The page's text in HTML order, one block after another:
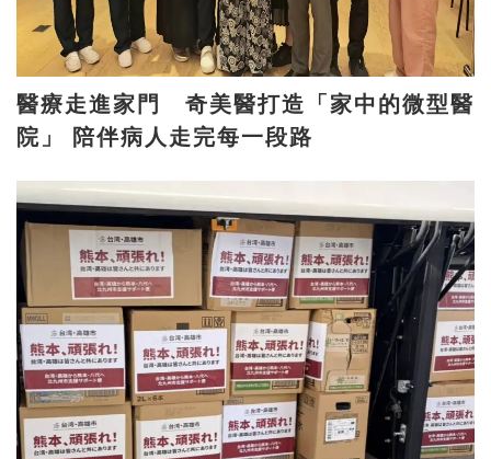
醫療走進家門 奇美醫打造「家中的微型醫
院」 陪伴病人走完每一段路